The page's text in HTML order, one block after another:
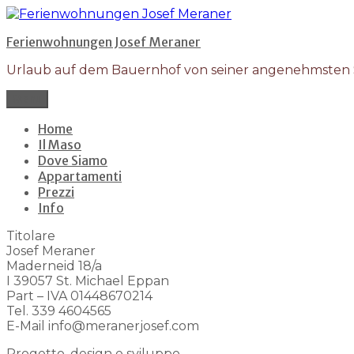
Salta
contenuto
Ferienwohnungen Josef Meraner
Urlaub auf dem Bauernhof von seiner angenehmsten
Home
Il Maso
Dove Siamo
Appartamenti
Prezzi
Info
Titolare
Josef Meraner
Maderneid 18/a
I 39057 St. Michael Eppan
Part – IVA 01448670214
Tel. 339 4604565
E-Mail info@meranerjosef.com